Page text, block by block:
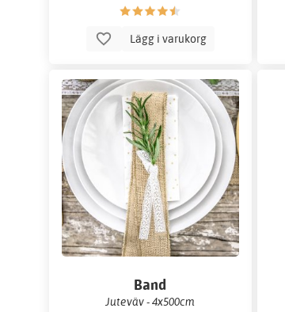
Lägg i varukorg
Band
Juteväv - 4x500cm